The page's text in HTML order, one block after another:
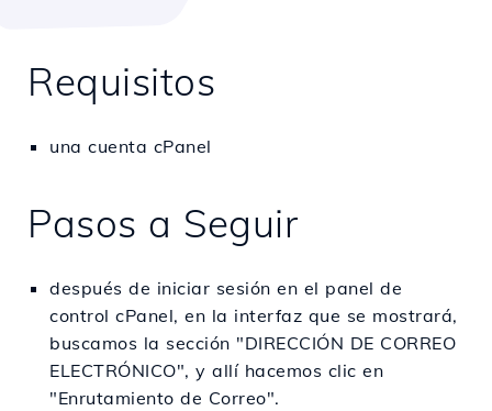
Requisitos
una cuenta cPanel
Pasos a Seguir
después de iniciar sesión en el panel de
control cPanel, en la interfaz que se mostrará,
buscamos la sección "DIRECCIÓN DE CORREO
ELECTRÓNICO", y allí hacemos clic en
"Enrutamiento de Correo".